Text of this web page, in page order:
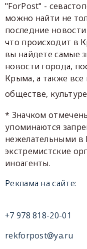
"ForPost" -
можно найти не
последние
что происходит в
вы найдете самые
новости города,
Крыма, а также
обществе,
* Значком
упоминаются
нежелательными в
экстремистские
иноагенты.
Реклама на сайте:
+7 978 818-20-01
rekforpost@ya.ru